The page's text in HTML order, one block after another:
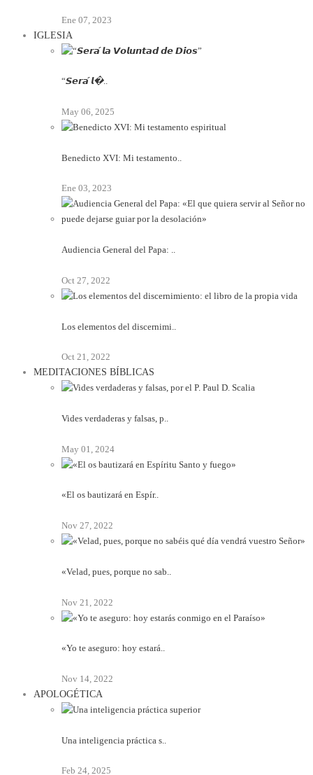
Ene 07, 2023
IGLESIA
“𝙎𝙚𝙧𝙖́ 𝙡�..
May 06, 2025
Benedicto XVI: Mi testamento..
Ene 03, 2023
Audiencia General del Papa: ..
Oct 27, 2022
Los elementos del discernimi..
Oct 21, 2022
MEDITACIONES BÍBLICAS
Vides verdaderas y falsas, p..
May 01, 2024
«El os bautizará en Espír..
Nov 27, 2022
«Velad, pues, porque no sab..
Nov 21, 2022
«Yo te aseguro: hoy estará..
Nov 14, 2022
APOLOGÉTICA
Una inteligencia práctica s..
Feb 24, 2025